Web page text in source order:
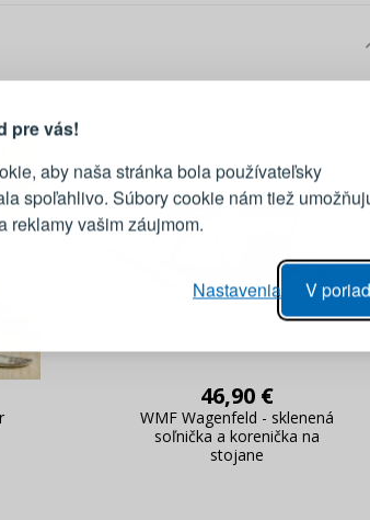
pre vás!
aby naša stránka bola používateľsky
spoľahlivo. Súbory cookie nám tiež
reklamy vašim záujmom.
V
Nastavenia
46,90 €
WMF Wagenfeld - sklenená
soľnička a korenička na
stojane
E-mail
PRIHLÁSIŤ
Pripomenutie